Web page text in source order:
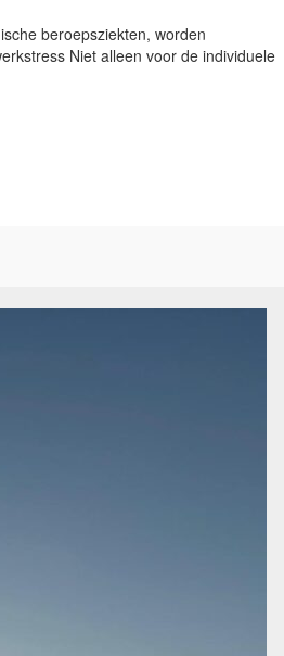
beroepsziekten, worden
Niet alleen voor de individuele